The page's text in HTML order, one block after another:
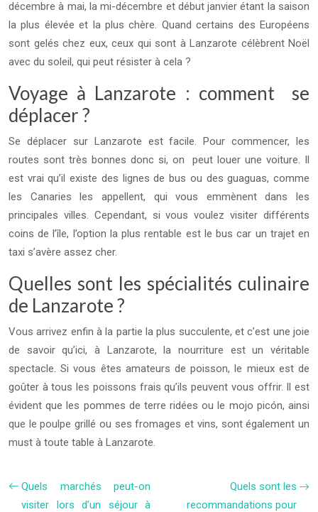
décembre à mai, la mi-décembre et début janvier étant la saison
la plus élevée et la plus chère. Quand certains des Européens
sont gelés chez eux, ceux qui sont à Lanzarote célèbrent Noël
avec du soleil, qui peut résister à cela ?
Voyage à Lanzarote : comment se
déplacer ?
Se déplacer sur Lanzarote est facile. Pour commencer, les
routes sont très bonnes donc si, on peut louer une voiture. Il
est vrai qu’il existe des lignes de bus ou des guaguas, comme
les Canaries les appellent, qui vous emmènent dans les
principales villes. Cependant, si vous voulez visiter différents
coins de l’île, l’option la plus rentable est le bus car un trajet en
taxi s’avère assez cher.
Quelles sont les spécialités culinaire
de Lanzarote ?
Vous arrivez enfin à la partie la plus succulente, et c’est une joie
de savoir qu’ici, à Lanzarote, la nourriture est un véritable
spectacle. Si vous êtes amateurs de poisson, le mieux est de
goûter à tous les poissons frais qu’ils peuvent vous offrir. Il est
évident que les pommes de terre ridées ou le mojo picón, ainsi
que le poulpe grillé ou ses fromages et vins, sont également un
must à toute table à Lanzarote.
Quels marchés peut-on
visiter lors d’un séjour à
Quels sont les
recommandations pour